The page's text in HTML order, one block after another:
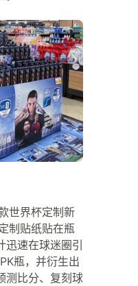
世界杯定制新
制贴纸贴在瓶
迅速在球迷圈引
瓶，并衍生出
比分、复刻球